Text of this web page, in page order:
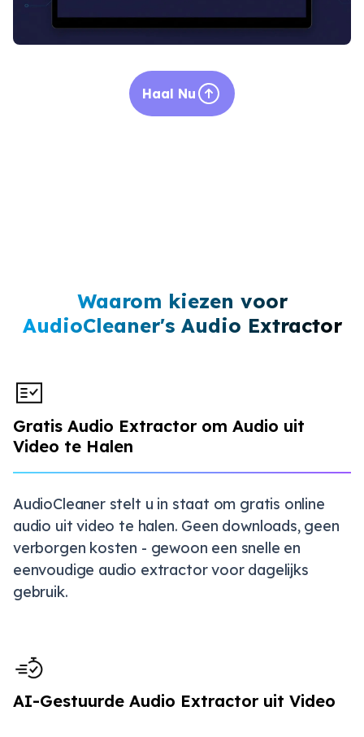
Haal Nu
Waarom kiezen voor
AudioCleaner's Audio Extractor
Gratis Audio Extractor om Audio uit
Video te Halen
AudioCleaner stelt u in staat om gratis online
audio uit video te halen. Geen downloads, geen
verborgen kosten - gewoon een snelle en
eenvoudige audio extractor voor dagelijks
gebruik.
AI-Gestuurde Audio Extractor uit Video